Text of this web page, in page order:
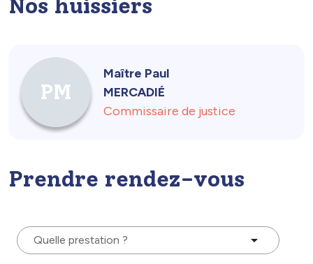
Nos huissiers
PM
Maître Paul
MERCADIÉ
Commissaire de justice
Prendre rendez-vous
Quelle prestation ?